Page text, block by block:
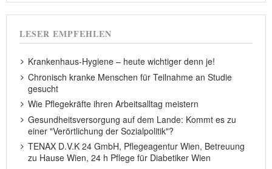
LESER EMPFEHLEN
Krankenhaus-Hygiene – heute wichtiger denn je!
Chronisch kranke Menschen für Teilnahme an Studie
gesucht
Wie Pflegekräfte ihren Arbeitsalltag meistern
Gesundheitsversorgung auf dem Lande: Kommt es zu
einer "Verörtlichung der Sozialpolitik"?
TENAX D.V.K 24 GmbH, Pflegeagentur Wien, Betreuung
zu Hause Wien, 24 h Pflege für Diabetiker Wien